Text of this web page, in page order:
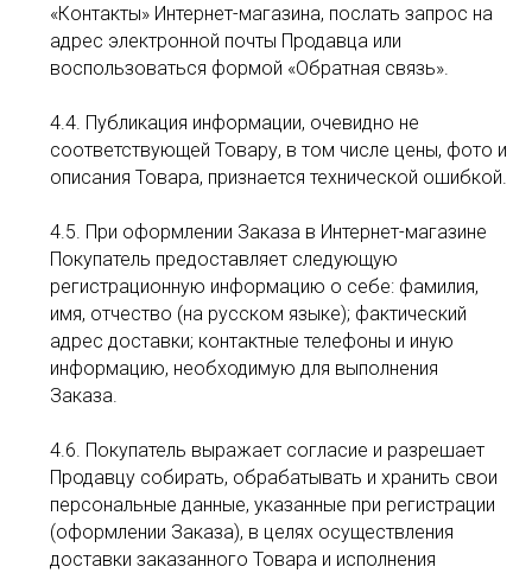
«Контакты» Интернет-магазина, послать запрос на
адрес электронной почты Продавца или
воспользоваться формой «Обратная связь».
4.4. Публикация информации, очевидно не
соответствующей Товару, в том числе цены, фото и
описания Товара, признается технической ошибкой.
4.5. При оформлении Заказа в Интернет-магазине
Покупатель предоставляет следующую
регистрационную информацию о себе: фамилия,
имя, отчество (на русском языке); фактический
адрес доставки; контактные телефоны и иную
информацию, необходимую для выполнения
Заказа.
4.6. Покупатель выражает согласие и разрешает
Продавцу собирать, обрабатывать и хранить свои
персональные данные, указанные при регистрации
(оформлении Заказа), в целях осуществления
доставки заказанного Товара и исполнения